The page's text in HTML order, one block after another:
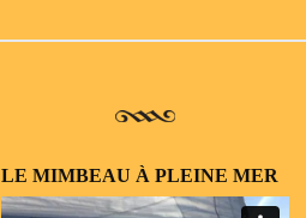
LE MIMBEAU À PLEINE MER